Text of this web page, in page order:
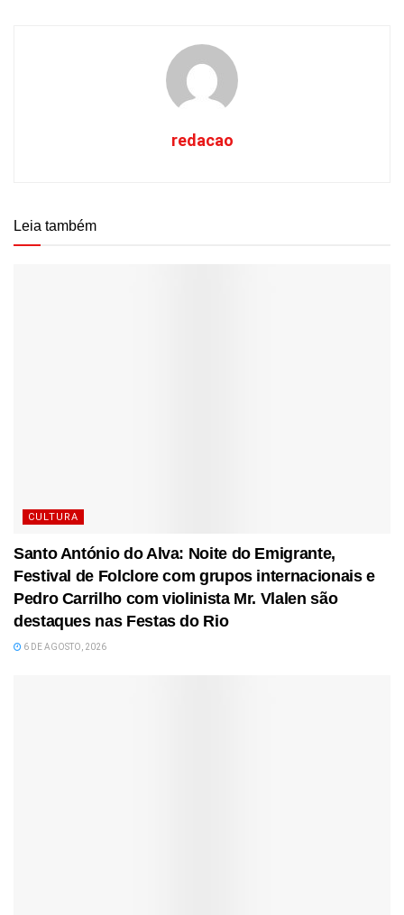
redacao
Leia também
CULTURA
Santo António do Alva: Noite do Emigrante,
Festival de Folclore com grupos internacionais e
Pedro Carrilho com violinista Mr. Vlalen são
destaques nas Festas do Rio
6 DE AGOSTO, 2026